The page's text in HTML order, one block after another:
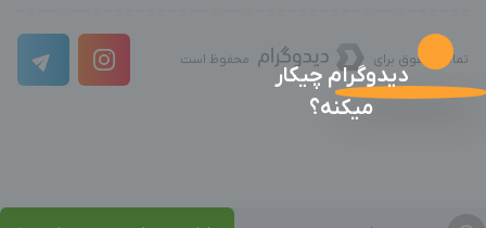
تمامی حقوق برای محفوظ است
دیدوگرام چیکار
میکنه؟